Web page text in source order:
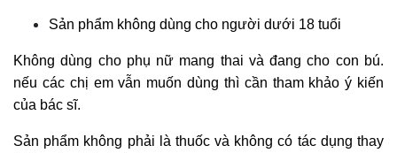
Sản phẩm không dùng cho người dưới 18 tuổi
Không dùng cho phụ nữ mang thai và đang cho con bú.
nếu các chị em vẫn muốn dùng thì cần tham khảo ý kiến
của bác sĩ.
Sản phẩm không phải là thuốc và không có tác dụng thay